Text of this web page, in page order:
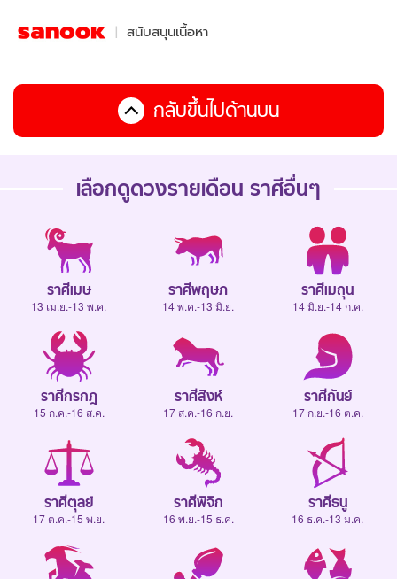
สนับสนุนเนื้อหา
กลับขึ้นไปด้านบน
เลือกดูดวงรายเดือน ราศีอื่นๆ
ราศีเมษ
13 เม.ย.-13 พ.ค.
ราศีพฤษภ
14 พ.ค.-13 มิ.ย.
ราศีเมถุน
14 มิ.ย.-14 ก.ค.
ราศีกรกฎ
15 ก.ค.-16 ส.ค.
ราศีสิงห์
17 ส.ค.-16 ก.ย.
ราศีกันย์
17 ก.ย.-16 ต.ค.
ราศีตุลย์
17 ต.ค.-15 พ.ย.
ราศีพิจิก
16 พ.ย.-15 ธ.ค.
ราศีธนู
16 ธ.ค.-13 ม.ค.